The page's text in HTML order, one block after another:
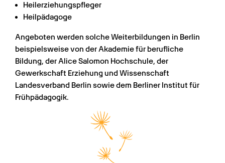
Heilerziehungspfleger
Heilpädagoge
Angeboten werden solche Weiterbildungen in Berlin
beispielsweise von der Akademie für berufliche
Bildung, der Alice Salomon Hochschule, der
Gewerkschaft Erziehung und Wissenschaft
Landesverband Berlin sowie dem Berliner Institut für
Frühpädagogik.